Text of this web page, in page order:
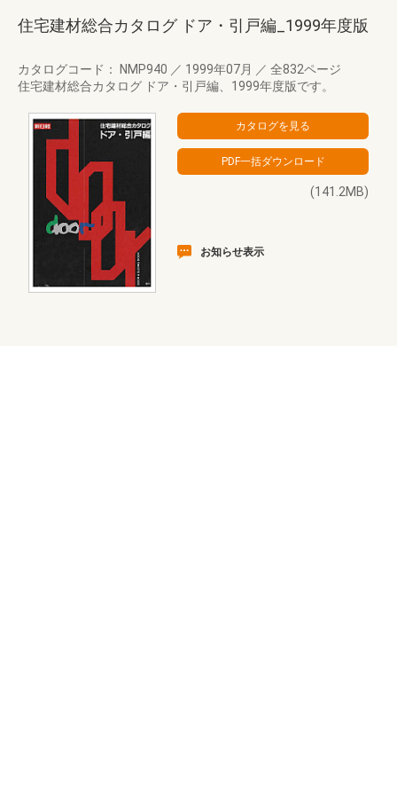
住宅建材総合カタログ ドア・引戸編_1999年度版
カタログコード： NMP940 ／ 1999年07月 ／ 全832ページ
住宅建材総合カタログ ドア・引戸編、1999年度版です。
(141.2MB)
お知らせ表示